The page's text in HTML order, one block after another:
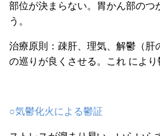
部位が決まらない。胃かん部のつ
う。
治療原則：疎肝、理気、解鬱（肝
の巡りが良くさせる。これ により
○気鬱化火による鬱証